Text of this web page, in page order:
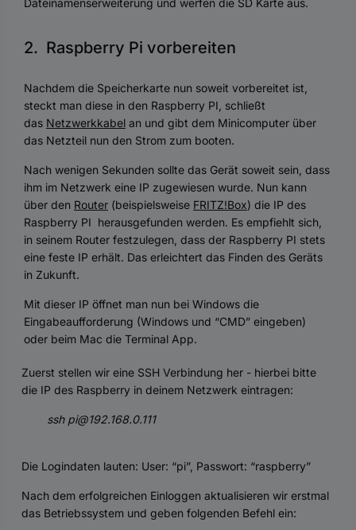
Dateinamenserweiterung und werfen die SD Karte aus.
2. Raspberry Pi vorbereiten
Nachdem die Speicherkarte nun soweit vorbereitet ist,
steckt man diese in den Raspberry PI, schließt
das Netzwerkkabel an und gibt dem Minicomputer über
das Netzteil nun den Strom zum booten.
Nach wenigen Sekunden sollte das Gerät soweit sein, dass
ihm im Netzwerk eine IP zugewiesen wurde. Nun kann
über den Router (beispielsweise FRITZ!Box) die IP des
Raspberry PI herausgefunden werden. Es empfiehlt sich,
in seinem Router festzulegen, dass der Raspberry PI stets
eine feste IP erhält. Das erleichtert das Finden des Geräts
in Zukunft.
Mit dieser IP öffnet man nun bei Windows die
Eingabeaufforderung (Windows und “CMD” eingeben)
oder beim Mac die Terminal App.
Zuerst stellen wir eine SSH Verbindung her - hierbei bitte
die IP des Raspberry in deinem Netzwerk eintragen:
ssh pi@192.168.0.111
Die Logindaten lauten: User: “pi”, Passwort: “raspberry”
Nach dem erfolgreichen Einloggen aktualisieren wir erstmal
das Betriebssystem und geben folgenden Befehl ein: